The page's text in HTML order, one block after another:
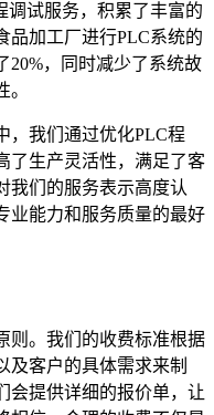
调试服务，积累了丰富的
品加工厂进行PLC系统的
20%，同时减少了系统故
，我们通过优化PLC程
了生产灵活性，满足了客
我们的服务表示高度认
业能力和服务质量的最好
则。我们的收费标准根据
及客户的具体需求来制
会提供详细的报价单，让